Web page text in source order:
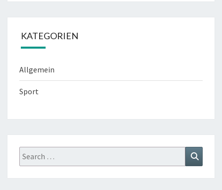
KATEGORIEN
Allgemein
Sport
Search
for: